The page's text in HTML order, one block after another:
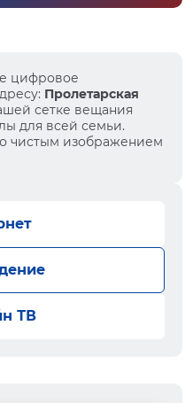
цифровое
Пролетарская
сетке вещания
для всей семьи.
чистым изображением
ТВ